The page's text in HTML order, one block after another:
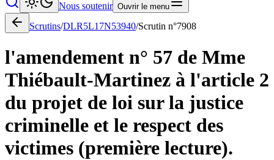
Nous soutenir Ouvrir le menu
Scrutins/DLR5L17N53940/Scrutin n°7908
l'amendement n° 57 de Mme
Thiébault-Martinez à l'article 2
du projet de loi sur la justice
criminelle et le respect des
victimes (première lecture).